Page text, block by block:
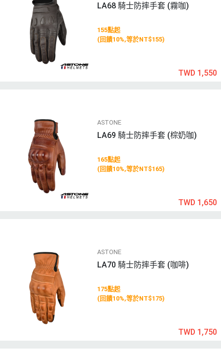
LA68 騎士防摔手套 (霧咖)
155點起
(回饋10%,等於NT$155)
TWD 1,550
ASTONE
LA69 騎士防摔手套 (棕奶咖)
165點起
(回饋10%,等於NT$165)
TWD 1,650
ASTONE
LA70 騎士防摔手套 (咖啡)
175點起
(回饋10%,等於NT$175)
TWD 1,750